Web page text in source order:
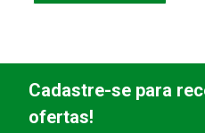
Cadastre-se para
ofertas!